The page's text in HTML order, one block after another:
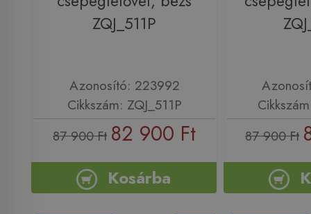
ZQJ_511P
Azonosító: 223992
Cikkszám: ZQJ_511P
87 900 Ft 82 900 Ft
Kosárba
87 900 Ft